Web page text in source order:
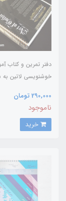
دفتر تمرین و کتاب
خوشنویسی لاتین
290,000 تومان
ناموجود